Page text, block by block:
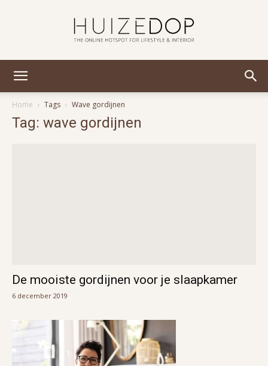
Home
Tags Wave gordijnen
Tag: wave gordijnen
De mooiste gordijnen voor je slaapkamer
6 december 2019